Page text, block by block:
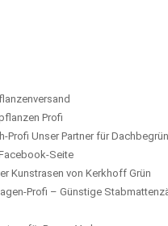
Profi
Profi Unser Partner für
Seite
Kunstrasen von Kerkhoff Grün
Profi – Günstige